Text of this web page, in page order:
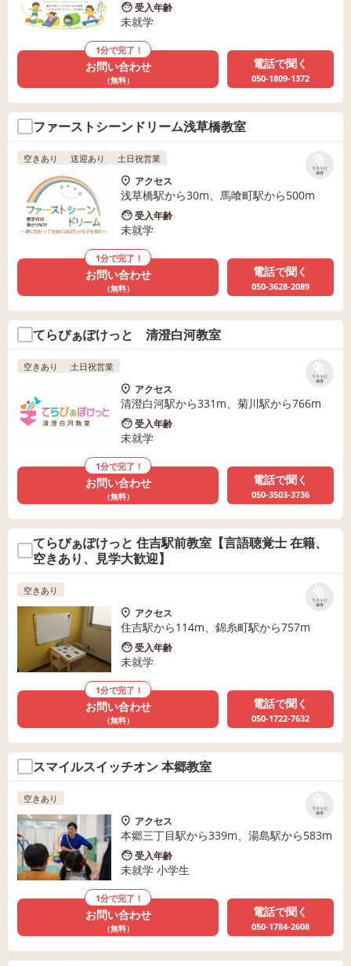
受入年齢
未就学
1分で完了！
お問い合わせ
（無料）
電話で聞く
050-1809-1372
ファーストシーンドリーム浅草橋教室
リストに
保存
空きあり 送迎あり 土日祝営業
アクセス
浅草橋駅から30m、馬喰町駅から500m
受入年齢
未就学
1分で完了！
お問い合わせ
（無料）
電話で聞く
050-3628-2089
てらぴぁぽけっと 清澄白河教室
リストに
保存
空きあり 土日祝営業
アクセス
清澄白河駅から331m、菊川駅から766m
受入年齢
未就学
1分で完了！
お問い合わせ
（無料）
電話で聞く
050-3503-3736
てらぴぁぽけっと 住吉駅前教室【言語聴覚士 在籍、
空きあり、見学大歓迎】
リストに
保存
空きあり
アクセス
住吉駅から114m、錦糸町駅から757m
受入年齢
未就学
1分で完了！
お問い合わせ
（無料）
電話で聞く
050-1722-7632
スマイルスイッチオン 本郷教室
リストに
保存
空きあり
アクセス
本郷三丁目駅から339m、湯島駅から583m
受入年齢
未就学 小学生
1分で完了！
お問い合わせ
（無料）
電話で聞く
050-1784-2608